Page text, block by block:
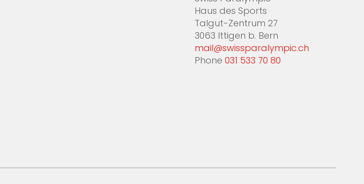
Haus des Sports
Talgut-Zentrum 27
3063 Ittigen b. Bern
mail@swissparalympic.ch
Phone 031 533 70 80